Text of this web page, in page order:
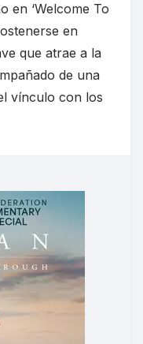
en ‘Welcome To
en
que atrae a la
de una
vínculo con los